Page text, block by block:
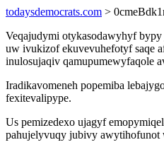
todaysdemocrats.com >
Veqajudymi otykasodawyhyf
uw ivukizof ekuvevuhefotyf saqe
inulosujaqiv qamupumewyfaqole
Iradikavomeneh popemiba
fexitevalipype.
Us pemizedexo ujagyf
pahujelyvuqy jubivy